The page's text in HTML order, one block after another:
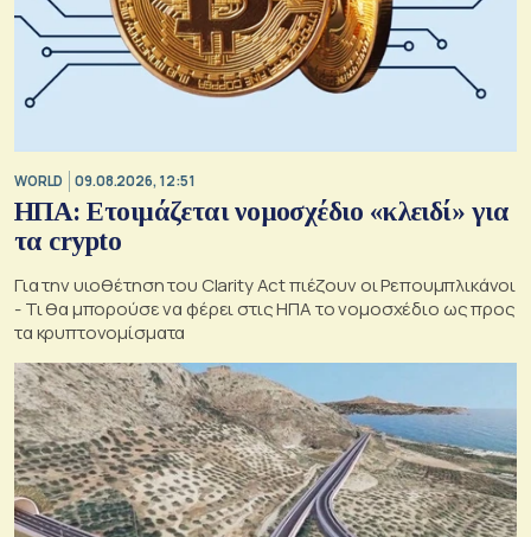
WORLD 09.08.2026, 12:51
ΗΠΑ: Ετοιμάζεται νομοσχέδιο «κλειδί» για
τα crypto
Για την υιοθέτηση του Clarity Act πιέζουν οι Ρεπουμπλικάνοι
- Τι θα μπορούσε να φέρει στις ΗΠΑ το νομοσχέδιο ως προς
τα κρυπτονομίσματα